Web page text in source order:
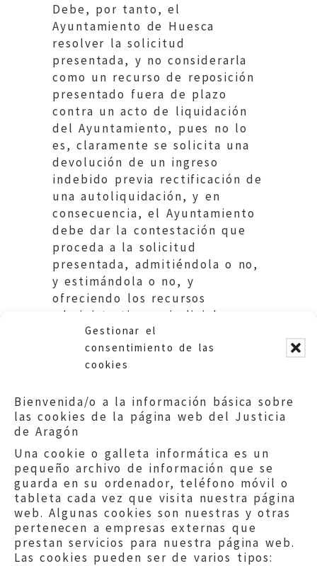
Gestionar el
consentimiento de las
cookies
Bienvenida/o a la información básica sobre
las cookies de la página web del Justicia
de Aragón
Una cookie o galleta informática es un
pequeño archivo de información que se
guarda en su ordenador, teléfono móvil o
tableta cada vez que visita nuestra página
web. Algunas cookies son nuestras y otras
pertenecen a empresas externas que
prestan servicios para nuestra página web.
Las cookies pueden ser de varios tipos:
Debe, por tanto, el
Ayuntamiento de Huesca
resolver la solicitud
presentada, y no considerarla
como un recurso de reposición
presentado fuera de plazo
contra un acto de liquidación
del Ayuntamiento, pues no lo
es, claramente se solicita una
devolución de un ingreso
indebido previa rectificación de
una autoliquidación, y en
consecuencia, el Ayuntamiento
debe dar la contestación que
proceda a la solicitud
presentada, admitiéndola o no,
y estimándola o no, y
ofreciendo los recursos
administrativos y judiciales que
procedan.